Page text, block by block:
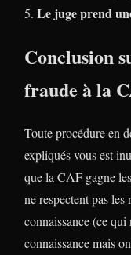
Le juge prend
Conclusion
fraude à la
Toute procédure en
expliqués vous est
que la CAF gagne
ne respectent pas les
connaissance (ce qui
connaissance mais